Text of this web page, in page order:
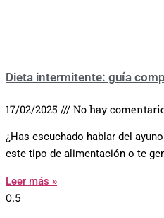
Dieta intermitente: guía
17/02/2025 No hay
¿Has escuchado hablar del
este tipo de alimentación o te
Leer más »